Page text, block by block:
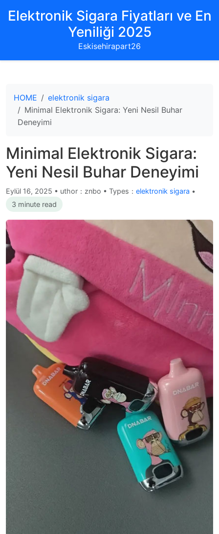
Elektronik Sigara Fiyatları ve En
Yeniliği 2025
Eskisehirapart26
HOME
elektronik sigara
Minimal Elektronik Sigara: Yeni Nesil Buhar
Deneyimi
Minimal Elektronik Sigara:
Yeni Nesil Buhar Deneyimi
Eylül 16, 2025 • uthor：znbo • Types： elektronik sigara •
3 minute read